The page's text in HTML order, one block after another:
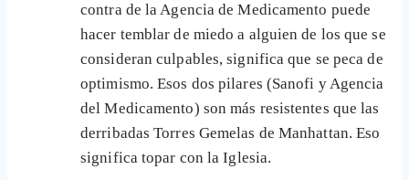
contra de la Agencia de Medicamento puede
hacer temblar de miedo a alguien de los que se
consideran culpables, significa que se peca de
optimismo. Esos dos pilares (Sanofi y Agencia
del Medicamento) son más resistentes que las
derribadas Torres Gemelas de Manhattan. Eso
significa topar con la Iglesia.